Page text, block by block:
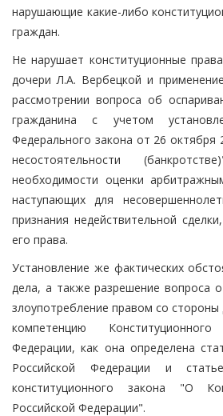
нарушающие какие-либо
граждан.
Не нарушает конституционные
дочери Л.А. Вербецкой и
рассмотрении вопроса об
гражданина с учетом
Федерального закона от 26 октября
несостоятельности
необходимости оценки
наступающих для
признания недействительной
его права.
Установление же фактических
дела, а также разрешение вопроса
злоупотребление правом со
компетенцию
Федерации, как она определена
Российской Федерации и
конституционного закона "О
Российской Федерации".